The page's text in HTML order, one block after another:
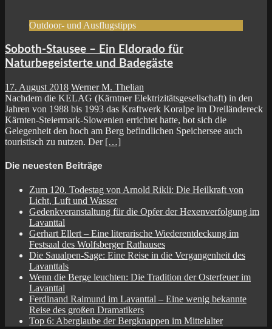
Outdoor- und Ausflugstipps
Soboth-Stausee – Ein Eldorado für
Naturbegeisterte und Badegäste
17. August 2018 Werner M. Thelian
Nachdem die KELAG (Kärntner Elektrizitätsgesellschaft) in den
Jahren von 1988 bis 1993 das Kraftwerk Koralpe im Dreiländereck
Kärnten-Steiermark-Slowenien errichtet hatte, bot sich die
Gelegenheit den hoch am Berg befindlichen Speichersee auch
touristisch zu nutzen. Der […]
Die neuesten Beiträge
Zum 120. Todestag von Arnold Rikli: Die Heilkraft von
Licht, Luft und Wasser
Gedenkveranstaltung für die Opfer der Hexenverfolgung im
Lavanttal
Gerhart Ellert – Eine literarische Wiederentdeckung im
Festsaal des Wolfsberger Rathauses
Die Saualpen-Sage: Eine Reise in die Vergangenheit des
Lavanttals
Wenn die Berge leuchten: Die Tradition der Osterfeuer im
Lavanttal
Ferdinand Raimund im Lavanttal – Eine wenig bekannte
Reise des großen Dramatikers
Top 6: Aberglaube der Bergknappen im Mittelalter